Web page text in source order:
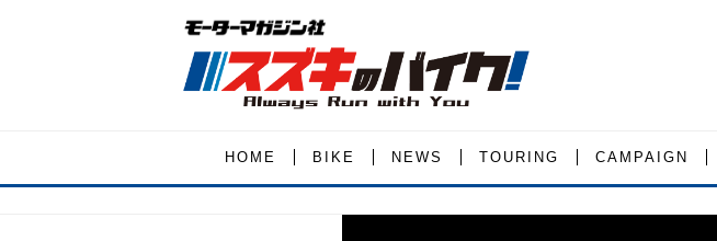
HOME BIKE NEWS TOURING CAMPAIGN